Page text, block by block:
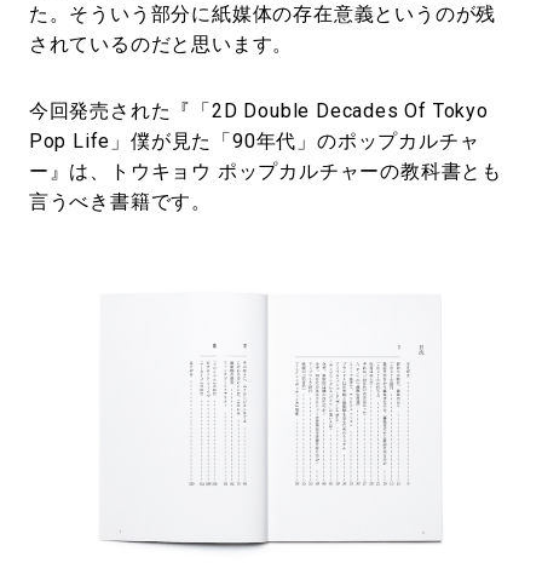
た。そういう部分に紙媒体の存在意義というのが残
されているのだと思います。
今回発売された『「2D Double Decades Of Tokyo
Pop Life」僕が見た「90年代」のポップカルチャ
ー』は、トウキョウ ポップカルチャーの教科書とも
言うべき書籍です。